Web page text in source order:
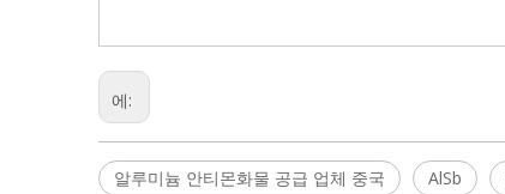
에:
알루미늄 안티몬화물 공급 업체 중국 AlSb